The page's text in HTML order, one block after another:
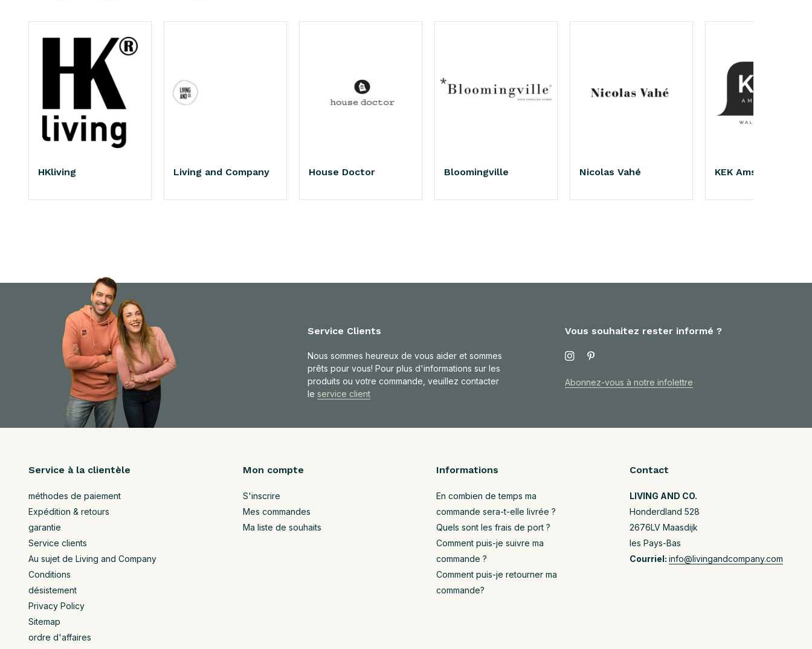
HKliving Living and Company House Doctor Bloomingville Nicolas Vahé KEK Amsterdam
Service Clients
Nous sommes heureux de vous aider et sommes
prêts pour vous! Pour plus d'informations sur les
produits ou votre commande, veuillez contacter
le service client
Vous souhaitez rester informé ?
Abonnez-vous à notre infolettre
Service à la clientèle
méthodes de paiement
Expédition & retours
garantie
Service clients
Au sujet de Living and Company
Conditions
désistement
Privacy Policy
Sitemap
ordre d'affaires
Mon compte
S'inscrire
Mes commandes
Ma liste de souhaits
Informations
En combien de temps ma
commande sera-t-elle livrée ?
Quels sont les frais de port ?
Comment puis-je suivre ma
commande ?
Comment puis-je retourner ma
commande?
Contact
LIVING AND CO.
Honderdland 528
2676LV Maasdijk
les Pays-Bas
Courriel: info@livingandcompany.com